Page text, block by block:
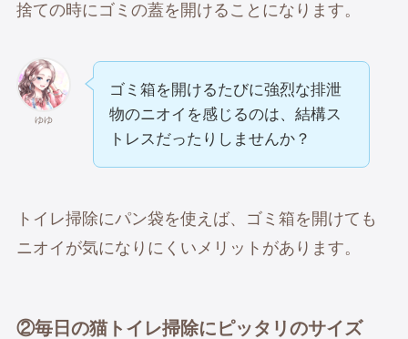
捨ての時にゴミの蓋を開けることになります。
ゆゆ
ゴミ箱を開けるたびに強烈な排泄
物のニオイを感じるのは、結構ス
トレスだったりしませんか？
トイレ掃除にパン袋を使えば、ゴミ箱を開けても
ニオイが気になりにくいメリットがあります。
②毎日の猫トイレ掃除にピッタリのサイズ